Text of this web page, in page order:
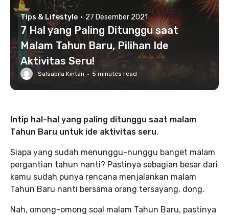
Tips & Lifestyle · 27 Desember 2021
7 Hal yang Paling Ditunggu saat
Malam Tahun Baru, Pilihan Ide
Aktivitas Seru!
Salsabila Kintan · 5 minutes read
Intip hal-hal yang paling ditunggu saat malam
Tahun Baru untuk ide aktivitas seru.
Siapa yang sudah menunggu-nunggu banget malam
pergantian tahun nanti? Pastinya sebagian besar dari
kamu sudah punya rencana menjalankan malam
Tahun Baru nanti bersama orang tersayang, dong.
Nah, omong-omong soal malam Tahun Baru, pastinya